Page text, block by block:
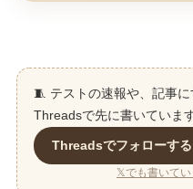
🧵 テストの速報や、記事に
Threadsで先に書いています
Threadsでフォローす
𝕏でも書いて